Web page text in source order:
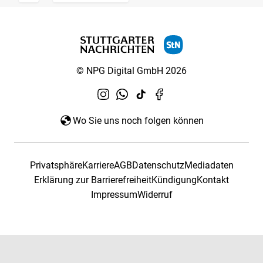
© NPG Digital GmbH 2026
Wo Sie uns noch folgen können
PrivatsphäreKarriereAGBDatenschutzMediadaten
Erklärung zur BarrierefreiheitKündigungKontakt
ImpressumWiderruf